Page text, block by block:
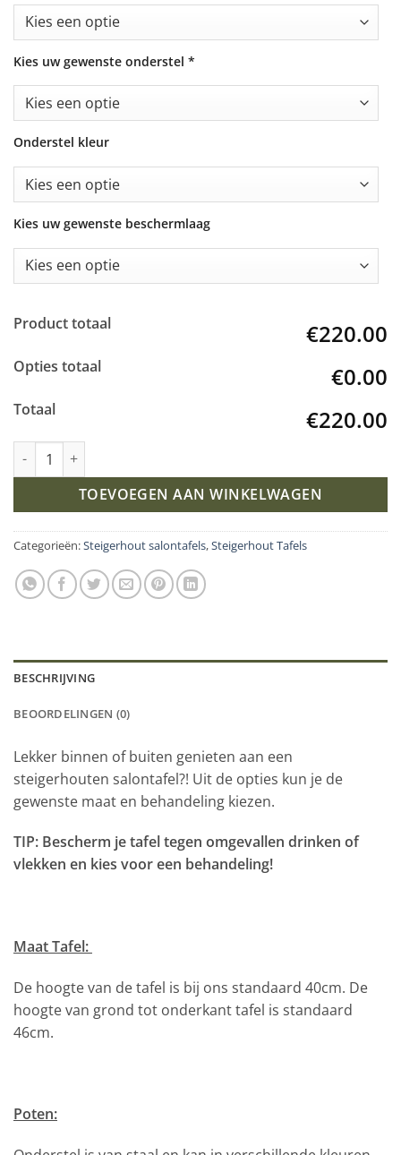
Kies uw gewenste onderstel *
Onderstel kleur
Kies uw gewenste beschermlaag
Product totaal €220.00
Opties totaal €0.00
Totaal €220.00
Industriële steigerhout salontafel X-Onderstel aantal
TOEVOEGEN AAN WINKELWAGEN
Categorieën:Steigerhout salontafels,Steigerhout Tafels
BESCHRIJVING
BEOORDELINGEN (0)
Lekker binnen of buiten genieten aan een
steigerhouten salontafel?! Uit de opties kun je de
gewenste maat en behandeling kiezen.
TIP: Bescherm je tafel tegen omgevallen drinken of
vlekken en kies voor een behandeling!
Maat Tafel:
De hoogte van de tafel is bij ons standaard 40cm. De
hoogte van grond tot onderkant tafel is standaard
46cm.
Poten: